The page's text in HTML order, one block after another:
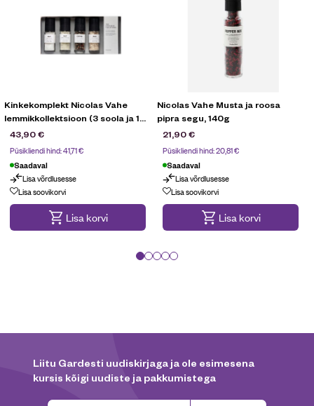
Kinkekomplekt Nicolas Vahe
lemmikkollektsioon (3 soola ja 1
pipar)
43,90€
Püsikliendi hind:41,71€
Saadaval
Lisa võrdlusesse
Lisa soovikorvi
Lisa korvi
Nicolas Vahe Musta ja roosa
pipra segu, 140g
21,90€
Püsikliendi hind:20,81€
Saadaval
Lisa võrdlusesse
Lisa soovikorvi
Lisa korvi
Liitu Gardesti uudiskirjaga ja ole esimesena
kursis kõigi uudiste ja pakkumistega